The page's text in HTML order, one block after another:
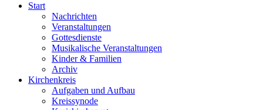
Start
Nachrichten
Veranstaltungen
Gottesdienste
Musikalische Veranstaltungen
Kinder & Familien
Archiv
Kirchenkreis
Aufgaben und Aufbau
Kreissynode